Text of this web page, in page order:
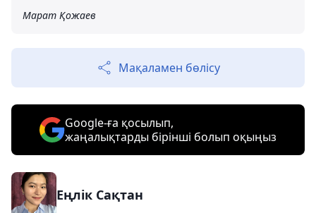
Марат Қожаев
Мақаламен бөлісу
Google-ға қосылып,
жаңалықтарды бірінші болып оқыңыз
Еңлік Сақтан